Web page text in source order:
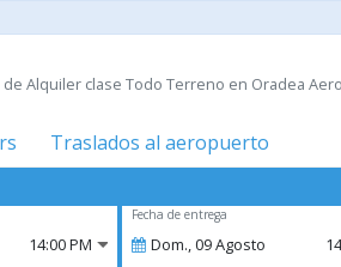
de Alquiler clase Todo Terreno en Oradea
Traslados al aeropuerto
14:00 PM
Fecha de entrega
Dom.,09Agosto